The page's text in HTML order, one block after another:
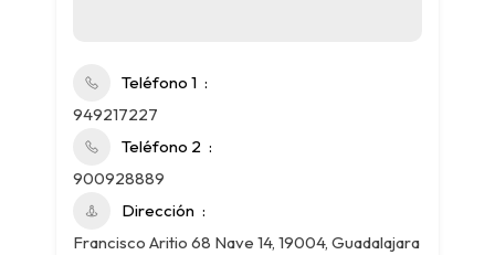
Teléfono 1
949217227
Teléfono 2
900928889
Dirección
Francisco Aritio 68 Nave 14, 19004, Guadalajara